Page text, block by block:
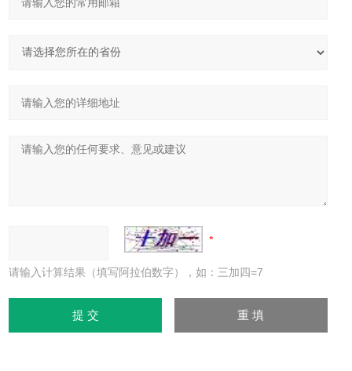
请输入计算结果（填写阿拉伯数字），如：三加四=7